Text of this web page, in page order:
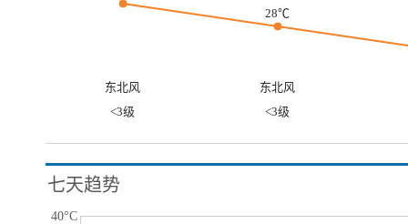
28℃
东北风
东北风
<3级
<3级
七天趋势
40°C